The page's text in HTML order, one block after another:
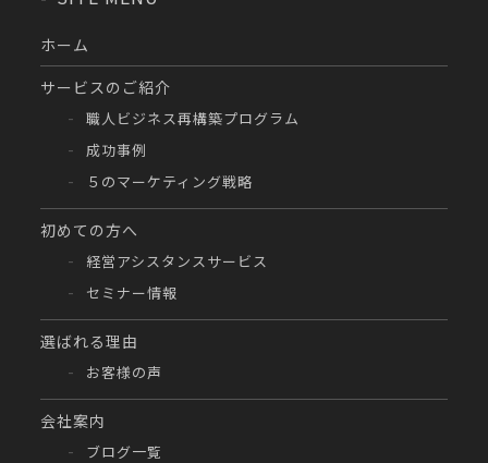
ホーム
サービスのご紹介
職人ビジネス再構築プログラム
成功事例
５のマーケティング戦略
初めての方へ
経営アシスタンスサービス
セミナー情報
選ばれる理由
お客様の声
会社案内
ブログ一覧